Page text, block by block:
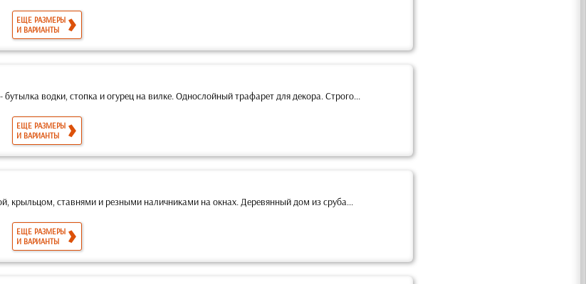
ЕЩЕ РАЗМЕРЫ
И ВАРИАНТЫ
бутылка водки, стопка и огурец на вилке. Однослойный трафарет для декора. Строго...
ЕЩЕ РАЗМЕРЫ
И ВАРИАНТЫ
крыльцом, ставнями и резными наличниками на окнах. Деревянный дом из сруба...
ЕЩЕ РАЗМЕРЫ
И ВАРИАНТЫ